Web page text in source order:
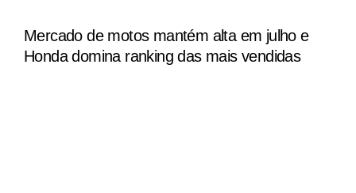
Mercado de motos mantém alta em julho e
Honda domina ranking das mais vendidas